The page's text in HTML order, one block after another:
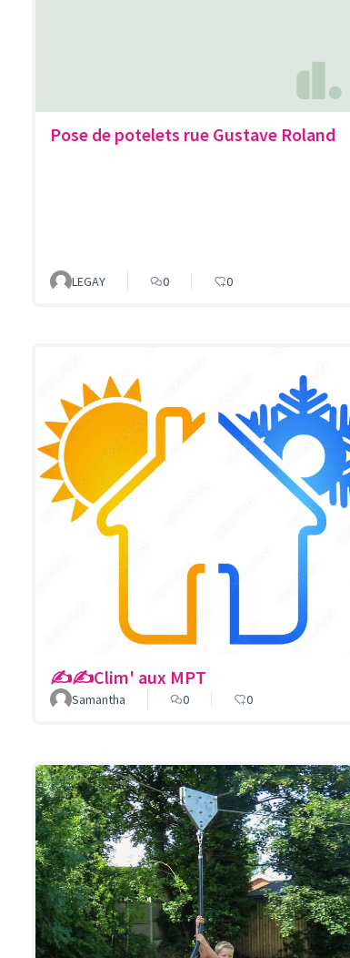
Pose de potelets rue Gustave Roland
LEGAY 0 0
✍️✍️Clim' aux MPT
Samantha 0 0